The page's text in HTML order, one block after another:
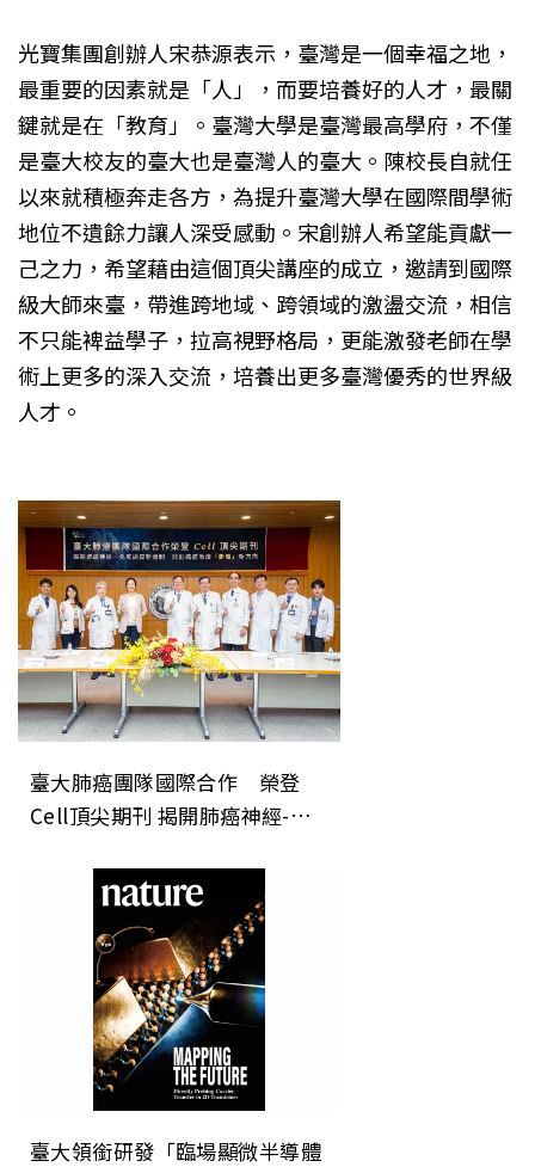
光寶集團創辦人宋恭源表示，臺灣是一個幸福之地，
最重要的因素就是「人」，而要培養好的人才，最關
鍵就是在「教育」。臺灣大學是臺灣最高學府，不僅
是臺大校友的臺大也是臺灣人的臺大。陳校長自就任
以來就積極奔走各方，為提升臺灣大學在國際間學術
地位不遺餘力讓人深受感動。宋創辦人希望能貢獻一
己之力，希望藉由這個頂尖講座的成立，邀請到國際
級大師來臺，帶進跨地域、跨領域的激盪交流，相信
不只能裨益學子，拉高視野格局，更能激發老師在學
術上更多的深入交流，培養出更多臺灣優秀的世界級
人才。
臺大肺癌團隊國際合作 榮登
Cell頂尖期刊 揭開肺癌神經-免
電」新方向
臺大領銜研發「臨場顯微半導體